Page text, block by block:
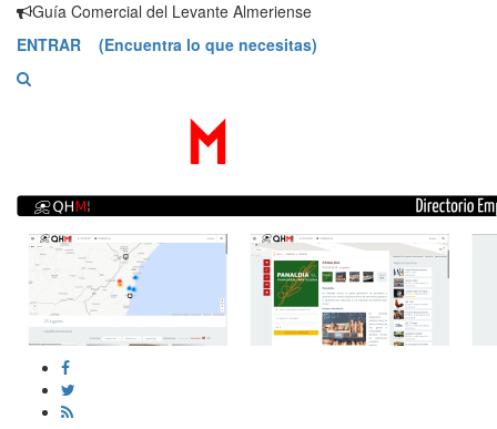
SaltarGuía Comercial del Levante Almeriense
ENTRAR (Encuentra lo que necesitas)